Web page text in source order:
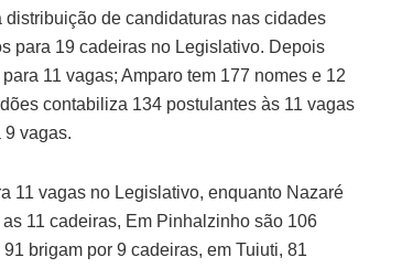
de candidaturas nas cidades
para 19 cadeiras no Legislativo. Depois
11 vagas; Amparo tem 177 nomes e 12
contabiliza 134 postulantes às 11 vagas
9 vagas.
11 vagas no Legislativo, enquanto Nazaré
11 cadeiras, Em Pinhalzinho são 106
brigam por 9 cadeiras, em Tuiuti, 81